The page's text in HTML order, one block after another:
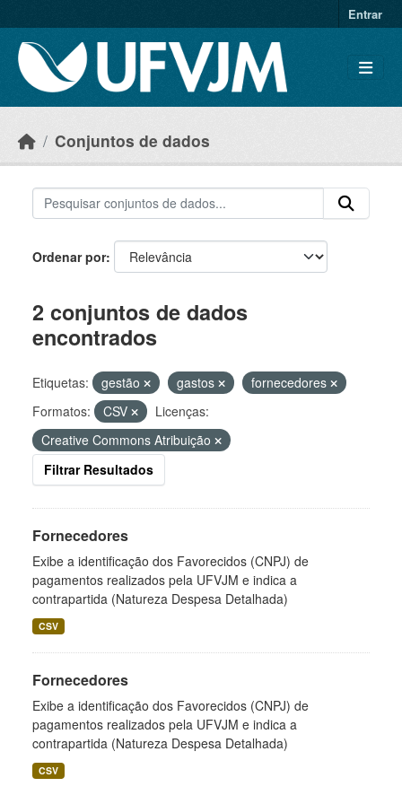
Entrar
Conjuntos de dados
Ordenar por
2 conjuntos de dados
encontrados
Etiquetas: gestão gastos
fornecedores
Formatos:
CSV
Licenças:
Creative Commons Atribuição
Filtrar Resultados
Fornecedores
Exibe a identificação dos Favorecidos (CNPJ) de
pagamentos realizados pela UFVJM e indica a
contrapartida (Natureza Despesa Detalhada)
CSV
Fornecedores
Exibe a identificação dos Favorecidos (CNPJ) de
pagamentos realizados pela UFVJM e indica a
contrapartida (Natureza Despesa Detalhada)
CSV